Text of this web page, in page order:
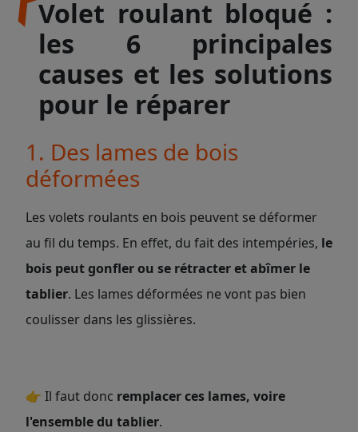
Volet roulant bloqué :
les 6 principales
causes et les solutions
pour le réparer
1. Des lames de bois
déformées
Les volets roulants en bois peuvent se déformer
au fil du temps. En effet, du fait des intempéries, le
bois peut gonfler ou se rétracter et abîmer le
tablier. Les lames déformées ne vont pas bien
coulisser dans les glissières.
👉 Il faut donc remplacer ces lames, voire
l'ensemble du tablier.